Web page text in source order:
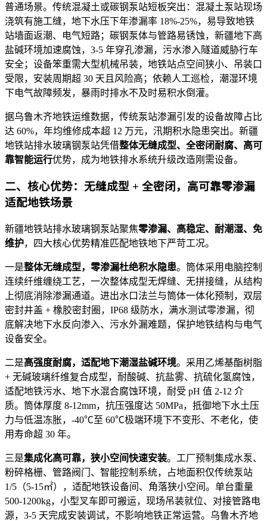
普通场景。传统混凝土或碳钢泵站短板突出：混凝土泵站现场
浇筑有施工缝，地下水压下年渗漏率 18%-25%，易导致地铁
站墙面返潮、电气短路；碳钢泵体与管路易锈蚀，新疆地下高
盐碱环境加速腐蚀，3-5 年穿孔渗漏，污水渗入隧道威胁行车
安全；设备笨重需大型机械吊装，地铁站点空间狭小、吊装口
受限，安装周期超 30 天且风险高；依赖人工巡检，潮湿环境
下电气故障频发，暴雨时排水不及时易积水倒灌。
据乌鲁木齐地铁运维数据，传统泵站渗漏引发的设备故障占比
达 60%，年均维修成本超 12 万元，汛期积水隐患突出。新疆
地铁站排水玻璃钢泵站凭借整体无缝成型、 全密闭耐腐、高可
靠智能运行优势，成为地铁排水系统升级改造刚需设备。
二、核心优势：无缝成型 + 全密闭，高可靠零渗漏
适配地铁场景
新疆地铁站排水玻璃钢泵站聚焦零渗漏、高稳定、耐潮湿、免
维护，四大核心优势精准匹配地铁地下严苛工况。
一是整体无缝成型，零渗漏杜绝积水隐患。筒体采用电脑控制
连续纤维缠绕工艺，一次整体成型无焊缝、无拼接缝，从结构
上彻底消除渗漏通道。进出水口法兰与筒体一体化预制，双层
密封井盖 + 橡胶密封圈，IP68 级防水，满水测试零渗漏，彻
底解决地下水反向渗入、污水外漏难题，保护地铁结构与电气
设备安全。
二是高强度耐腐，适配地下潮湿盐碱环境。采用乙烯基酯树脂
+ 无碱玻璃纤维复合成型，耐酸碱、抗盐雾、抗硫化氢腐蚀，
适配地铁污水、地下水混合腐蚀环境，耐受 pH 值 2-12 介
质。筒体厚度 8-12mm，抗压强度达 50MPa，抵御地下水土压
力与低温冻胀，-40℃至 60℃极端环境下不变形、不老化，使
用寿命超 30 年。
三是集成化高可靠，狭小空间快速安装。工厂预制集成水泵、
粉碎格栅、管路阀门、智能控制系统，占地面积仅传统泵站
1/5（5-15㎡），适配地铁设备间、角落狭小空间。单台重量
500-1200kg，小型叉车即可搬运，现场吊装就位、对接管路电
源，3-5 天完成安装调试，不影响地铁正常运营。乌鲁木齐地